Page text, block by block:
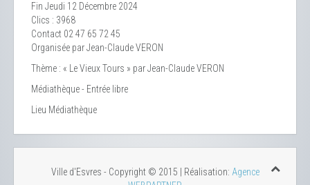
Fin Jeudi 12 Décembre 2024
Clics : 3968
Contact 02 47 65 72 45
Organisée par Jean-Claude VERON
Thème : « Le Vieux Tours » par Jean-Claude VERON
Médiathèque - Entrée libre
Lieu Médiathèque
Ville d'Esvres - Copyright © 2015 | Réalisation: Agence